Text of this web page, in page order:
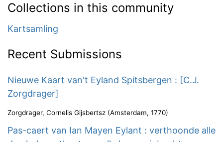
Collections in this community
Kartsamling
Recent Submissions
Nieuwe Kaart van't Eyland Spitsbergen : [C.J.
Zorgdrager]
Zorgdrager, Cornelis Gijsbertsz (Amsterdam, 1770)
Pas-caert van Ian Mayen Eylant : verthoonde alle